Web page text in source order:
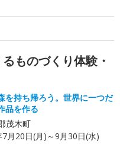
ものづくり体験・
を持ち帰ろう。世界に一つだ
品を作る
茂木町
7月20日(月)～9月30日(水)